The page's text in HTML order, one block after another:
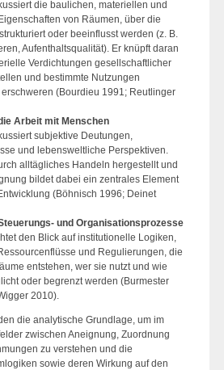
die baulichen, materiellen und
von Räumen, über die
oder beeinflusst werden (z. B.
Aufenthaltsqualität). Er knüpft daran
Verdichtungen gesellschaftlicher
und bestimmte Nutzungen
(Bourdieu 1991; Reutlinger
Arbeit mit Menschen
subjektive Deutungen,
und lebensweltliche Perspektiven.
alltägliches Handeln hergestellt und
bildet dabei ein zentrales Element
(Böhnisch 1996; Deinet
- und Organisationsprozesse
den Blick auf institutionelle Logiken,
und Regulierungen, die
entstehen, wer sie nutzt und wie
oder begrenzt werden (Burmester
2010).
die analytische Grundlage, um im
zwischen Aneignung, Zuordnung
zu verstehen und die
sowie deren Wirkung auf den